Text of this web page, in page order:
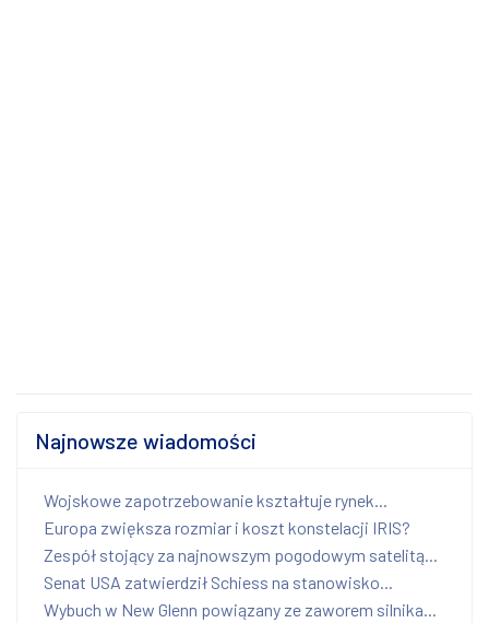
Najnowsze wiadomości
Wojskowe zapotrzebowanie kształtuje rynek...
Europa zwiększa rozmiar i koszt konstelacji IRIS?
Zespół stojący za najnowszym pogodowym satelitą...
Senat USA zatwierdził Schiess na stanowisko...
Wybuch w New Glenn powiązany ze zaworem silnika...